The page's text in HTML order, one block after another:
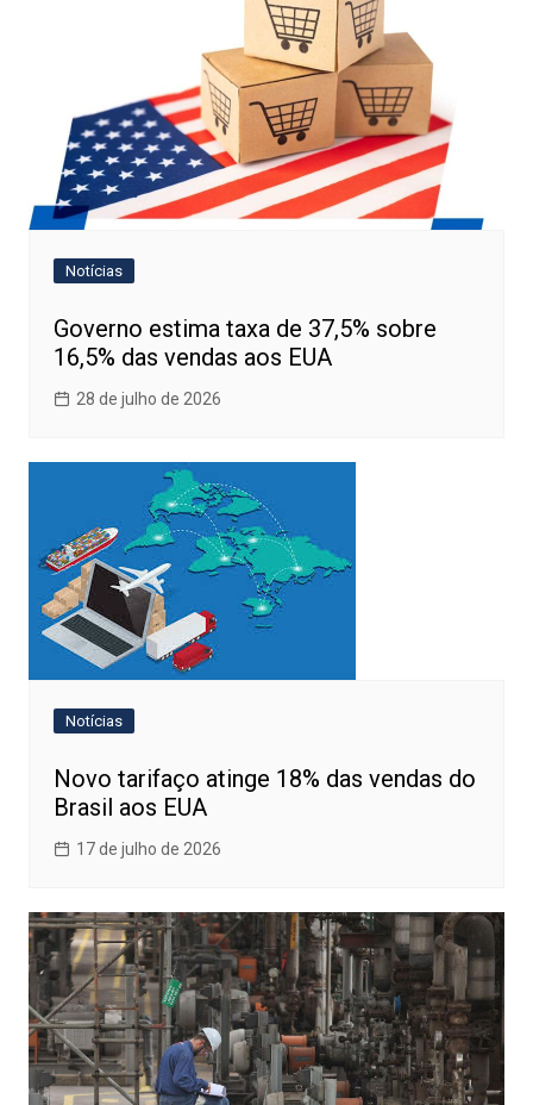
Notícias
Governo estima taxa de 37,5% sobre
16,5% das vendas aos EUA
28 de julho de 2026
Notícias
Novo tarifaço atinge 18% das vendas do
Brasil aos EUA
17 de julho de 2026